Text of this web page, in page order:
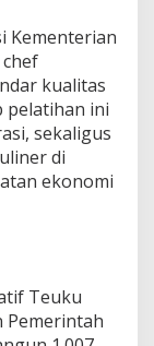
Kementerian
kualitas
pelatihan ini
sekaligus
di
ekonomi
Teuku
Pemerintah